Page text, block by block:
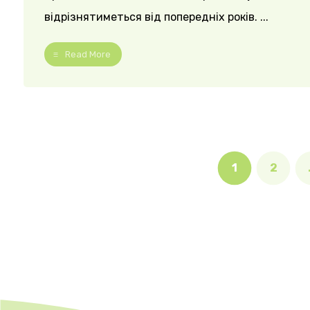
відрізнятиметься від попередніх років. ...
Read More
1 2